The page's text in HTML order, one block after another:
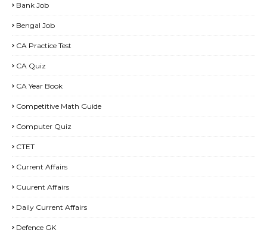
Bank Job
Bengal Job
CA Practice Test
CA Quiz
CA Year Book
Competitive Math Guide
Computer Quiz
CTET
Current Affairs
Cuurent Affairs
Daily Current Affairs
Defence GK